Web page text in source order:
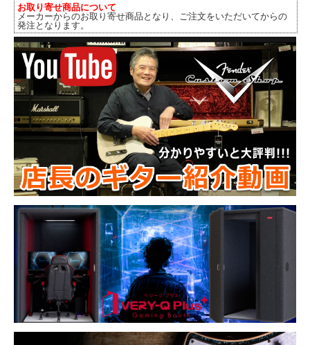
お取り寄せ商品について
メーカーからのお取り寄せ商品となり、ご注文をいただいてからの
発注となります。